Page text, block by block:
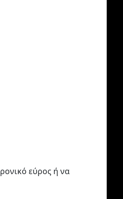
εύρος ή να